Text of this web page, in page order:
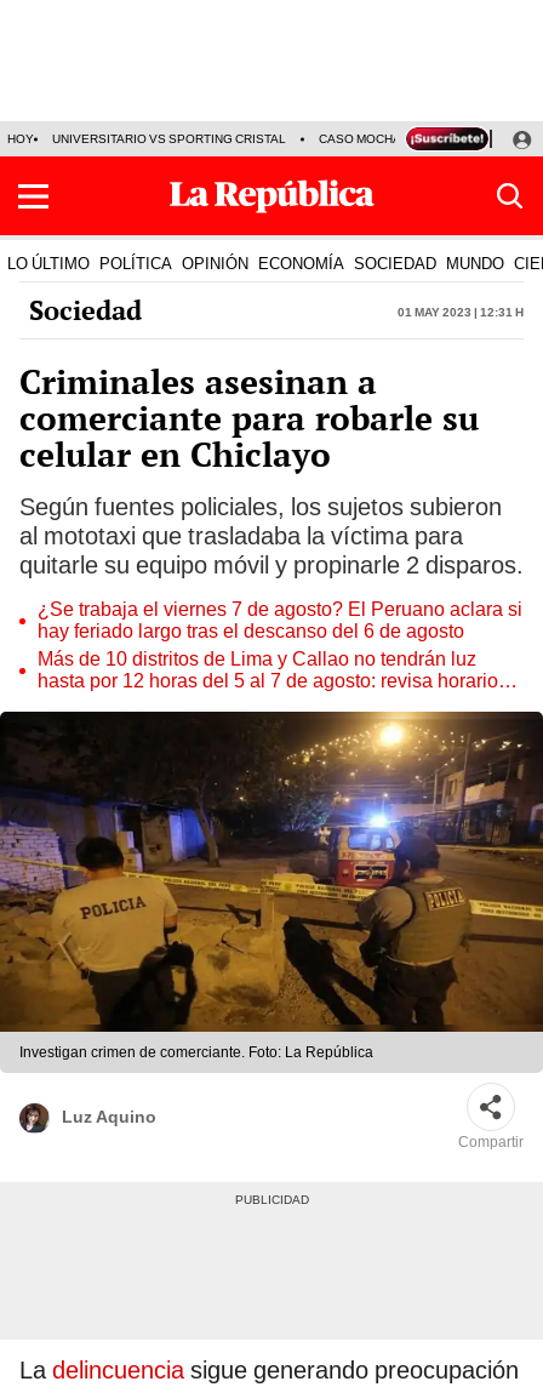
HOY UNIVERSITARIO VS SPORTING CRISTAL CASO MOCHASUELDOS
LO ÚLTIMO POLÍTICA OPINIÓN ECONOMÍA SOCIEDAD MUNDO
Sociedad 01 May 2023 | 12:31 h
Criminales asesinan a
comerciante para robarle su
celular en Chiclayo
Según fuentes policiales, los sujetos subieron
al mototaxi que trasladaba la víctima para
quitarle su equipo móvil y propinarle 2 disparos.
¿Se trabaja el viernes 7 de agosto? El Peruano aclara si
hay feriado largo tras el descanso del 6 de agosto
Más de 10 distritos de Lima y Callao no tendrán luz
hasta por 12 horas del 5 al 7 de agosto: revisa horarios y
Investigan crimen de comerciante. Foto: La República
Luz Aquino
Compartir
Ladelincuenciasigue generando preocupación